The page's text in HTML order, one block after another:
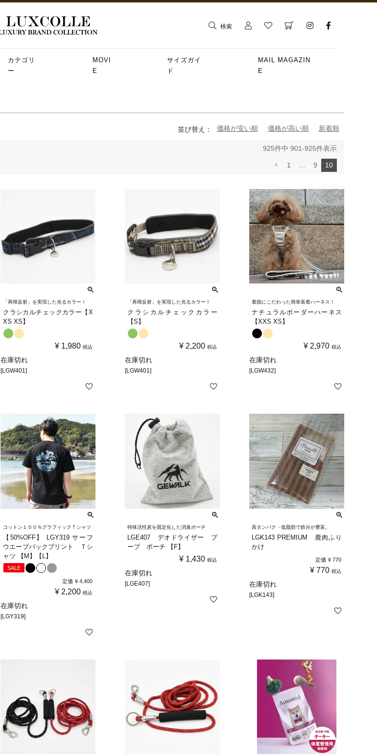
検索
カテゴリ
ー
MOVI
E
サイズガイ
ド
MAIL MAGAZIN
E
並び替え 価格が安い順 価格が高い順 新着順
925件中 901-925件表示
1 9 10
「再帰反射」を実現した光るカラー！
クラシカルチェックカラー【X
XS XS】
¥ 1,980 税込
在庫切れ
[LGW401]
「再帰反射」を実現した光るカラー！
クラシカルチェックカラー
【S】
¥ 2,200 税込
在庫切れ
[LGW401]
着脱にこだわった簡単装着ハーネス！
ナチュラルボーダーハーネス
【XXS XS】
¥ 2,970 税込
在庫切れ
[LGW432]
コットン１００％グラフィックＴシャツ
【50%OFF】 LGY319 サーフ
ウエーブバックプリント Ｔシ
ャツ 【M】【L】
SALE
定価 ¥ 4,400
¥ 2,200 税込
在庫切れ
[LGY319]
特殊活性炭を固定化した消臭ポーチ
LGE407 デオドライザー プ
ープ ポーチ 【F】
¥ 1,430 税込
在庫切れ
[LGE407]
高タンパク・低脂肪で鉄分が豊富。
LGK143 PREMIUM 鹿肉ふり
かけ
定価 ¥ 770
¥ 770 税込
在庫切れ
[LGK143]